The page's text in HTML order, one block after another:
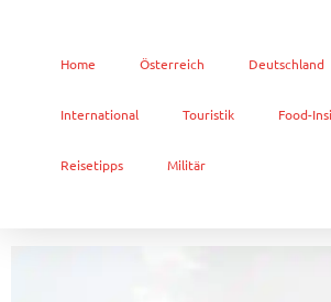
Home Österreich Deutschland
International Touristik Food-
Reisetipps Militär